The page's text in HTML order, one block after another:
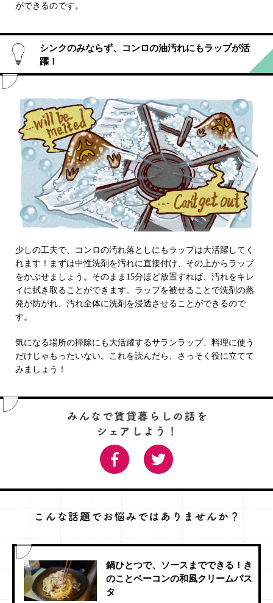
ができるのです。
シンクのみならず、コンロの油汚れにもラップが活
躍！
少しの工夫で、コンロの汚れ落としにもラップは大活躍してく
れます！まずは中性洗剤を汚れに直接付け、その上からラップ
をかぶせましょう。そのまま15分ほど放置すれば、汚れをキレ
イに拭き取ることができます。ラップを被せることで洗剤の蒸
発が防がれ、汚れ全体に洗剤を浸透させることができるので
す。
気になる場所の掃除にも大活躍するサランラップ、料理に使う
だけじゃもったいない。これを読んだら、さっそく役に立てて
みましょう！
鍋ひとつで、ソースまでできる！き
のことベーコンの和風クリームパス
タ